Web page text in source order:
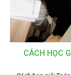
CÁCH HỌC